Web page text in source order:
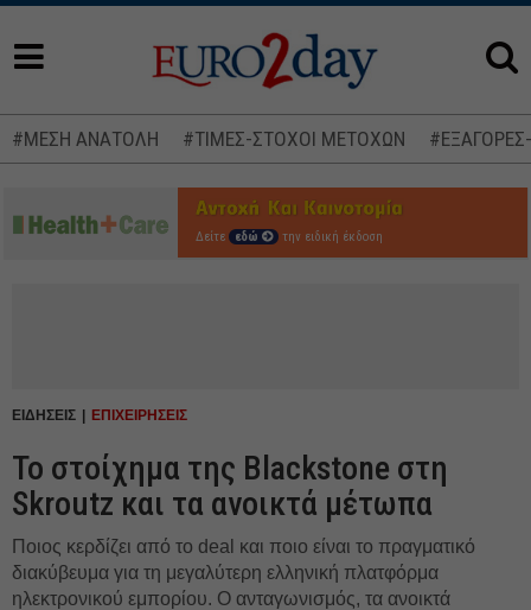
#ΜΕΣΗ ΑΝΑΤΟΛΗ #ΤΙΜΕΣ-ΣΤΟΧΟΙ ΜΕΤΟΧΩΝ
Δείτε εδώ την ειδική έκδοση
ΕΙΔΗΣΕΙΣ ΕΠΙΧΕΙΡΗΣΕΙΣ
Το στοίχημα της Blackstone στη
Skroutz και τα ανοικτά μέτωπα
Ποιος κερδίζει από το deal και ποιο είναι το πραγματικό
διακύβευμα για τη μεγαλύτερη ελληνική πλατφόρμα
ηλεκτρονικού εμπορίου. Ο ανταγωνισμός, τα ανοικτά